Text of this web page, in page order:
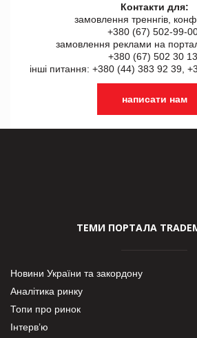
Контакти для:
замовлення треннгів,
+380 (67) 502-99-
замовлення реклами на
+380 (67) 502 30 13,
інші питання: +380 (44) 383 92 39,
написати нам
ТЕМИ ПОРТАЛА
Новини України та закордону
Аналітика ринку
Топи про ринок
Інтерв’ю